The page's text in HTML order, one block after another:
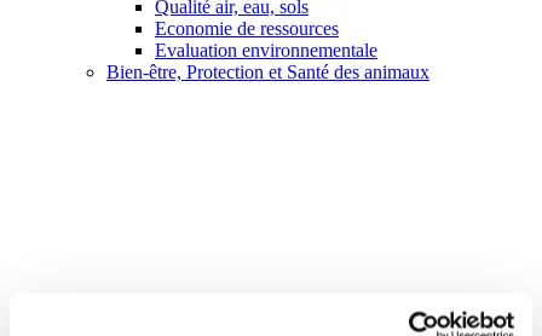
Qualité air, eau, sols
Economie de ressources
Evaluation environnementale
Bien-être, Protection et Santé des animaux